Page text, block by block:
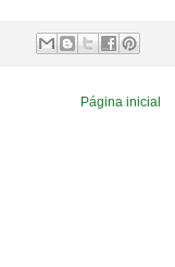
Página inicial